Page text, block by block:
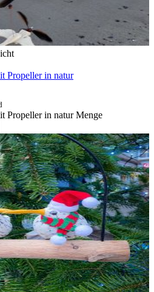
Propeller in natur
Propeller in natur Menge